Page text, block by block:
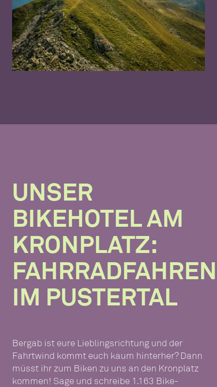
UNSER
BIKEHOTEL AM
KRONPLATZ:
FAHRRADFAHREN
IM PUSTERTAL
Bergab ist eure Lieblingsrichtung und der
Fahrtwind kommt euch kaum hinterher? Dann
müsst ihr zum Biken zu uns an den Kronplatz
kommen! Sage und schreibe 1.163 Bike-